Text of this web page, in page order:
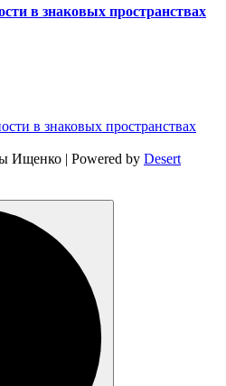
в знаковых пространствах
Ищенко | Powered by Desert